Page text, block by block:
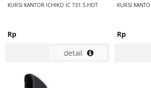
KURSI KANTOR ICHIKO IC 731 S HDT
Rp
detail
KURSI
Rp